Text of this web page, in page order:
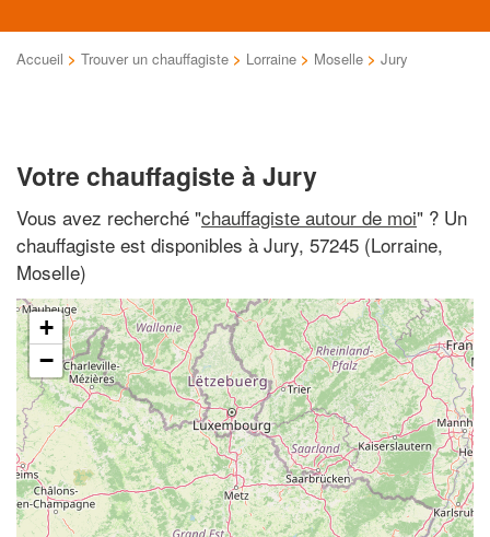
Accueil > Trouver un chauffagiste > Lorraine > Moselle > Jury
Votre chauffagiste à Jury
Vous avez recherché "chauffagiste autour de moi" ? Un
chauffagiste est disponibles à Jury, 57245 (Lorraine,
Moselle)
+
−